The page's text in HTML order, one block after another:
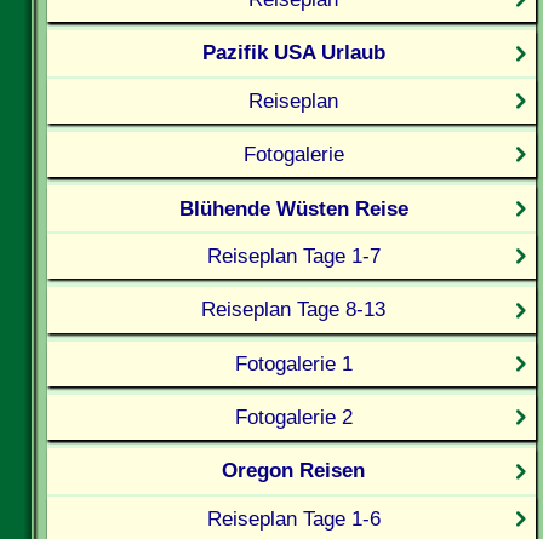
Pazifik USA Urlaub
Reiseplan
Fotogalerie
Blühende Wüsten Reise
Reiseplan Tage 1-7
Reiseplan Tage 8-13
Fotogalerie 1
Fotogalerie 2
Oregon Reisen
Reiseplan Tage 1-6